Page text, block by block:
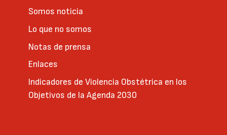
Somos noticia
Lo que no somos
Notas de prensa
Enlaces
Indicadores de Violencia Obstétrica en los
Objetivos de la Agenda 2030